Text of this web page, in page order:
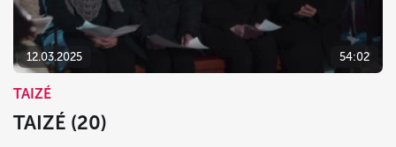
12.03.2025 54:02
TAIZÉ
TAIZÉ (20)